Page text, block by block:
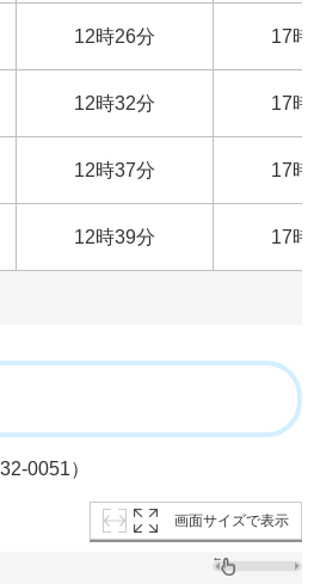
12時26分 17
12時32分 17
12時37分 17
12時39分 17
0051）
画面サイズで表示